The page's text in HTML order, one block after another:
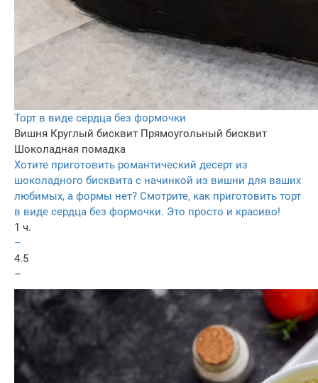
Торт в виде сердца без формочки
Вишня Круглый бисквит Прямоугольный бисквит
Шоколадная помадка
Хотите приготовить романтический десерт из
шоколадного бисквита с начинкой из вишни для ваших
любимых, а формы нет? Смотрите, как приготовить торт
в виде сердца без формочки. Это просто и красиво!
1 ч.
–
4.5
–